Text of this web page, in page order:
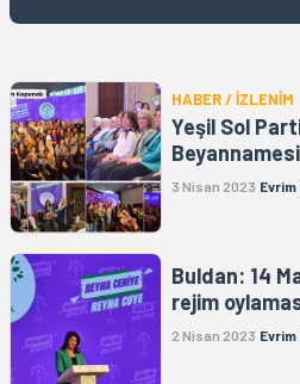
HABER / İZLENİM
Yeşil Sol
3 Nisan 2023
Buldan: 14
rejim
2 Nisan 2023